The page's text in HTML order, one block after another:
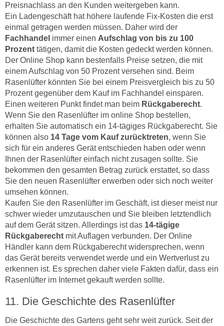
Preisnachlass an den Kunden weitergeben kann.
Ein Ladengeschäft hat höhere laufende Fix-Kosten die erst
einmal getragen werden müssen. Daher wird der
Fachhandel immer einen Aufschlag von bis zu 100
Prozent tätigen, damit die Kosten gedeckt werden können.
Der Online Shop kann bestenfalls Preise setzen, die mit
einem Aufschlag von 50 Prozent versehen sind. Beim
Rasenlüfter könnten Sie bei einem Preisvergleich bis zu 50
Prozent gegenüber dem Kauf im Fachhandel einsparen.
Einen weiteren Punkt findet man beim Rückgaberecht.
Wenn Sie den Rasenlüfter im online Shop bestellen,
erhalten Sie automatisch ein 14-tägiges Rückgaberecht. Sie
können also 14 Tage vom Kauf zurücktreten, wenn Sie
sich für ein anderes Gerät entschieden haben oder wenn
Ihnen der Rasenlüfter einfach nicht zusagen sollte. Sie
bekommen den gesamten Betrag zurück erstattet, so dass
Sie den neuen Rasenlüfter erwerben oder sich noch weiter
umsehen können.
Kaufen Sie den Rasenlüfter im Geschäft, ist dieser meist nur
schwer wieder umzutauschen und Sie bleiben letztendlich
auf dem Gerät sitzen. Allerdings ist das 14-tägige
Rückgaberecht mit Auflagen verbunden. Der Online
Händler kann dem Rückgaberecht widersprechen, wenn
das Gerät bereits verwendet werde und ein Wertverlust zu
erkennen ist. Es sprechen daher viele Fakten dafür, dass ein
Rasenlüfter im Internet gekauft werden sollte.
Die Geschichte des Rasenlüfter
Die Geschichte des Gartens geht sehr weit zurück. Seit der